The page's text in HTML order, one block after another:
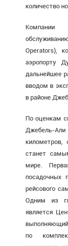
количество
Компании
Operators),
аэропорту
дальнейшее
вводом в
в районе
По оценкам
Джебель-
километров,
станет
мире.
посадочных
рейсового
Одним из
является
по